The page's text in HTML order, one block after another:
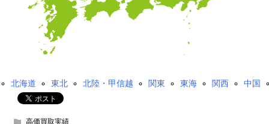
北海道 東北 北陸・甲信越 関東 東海 関西 中国
高価買取実績